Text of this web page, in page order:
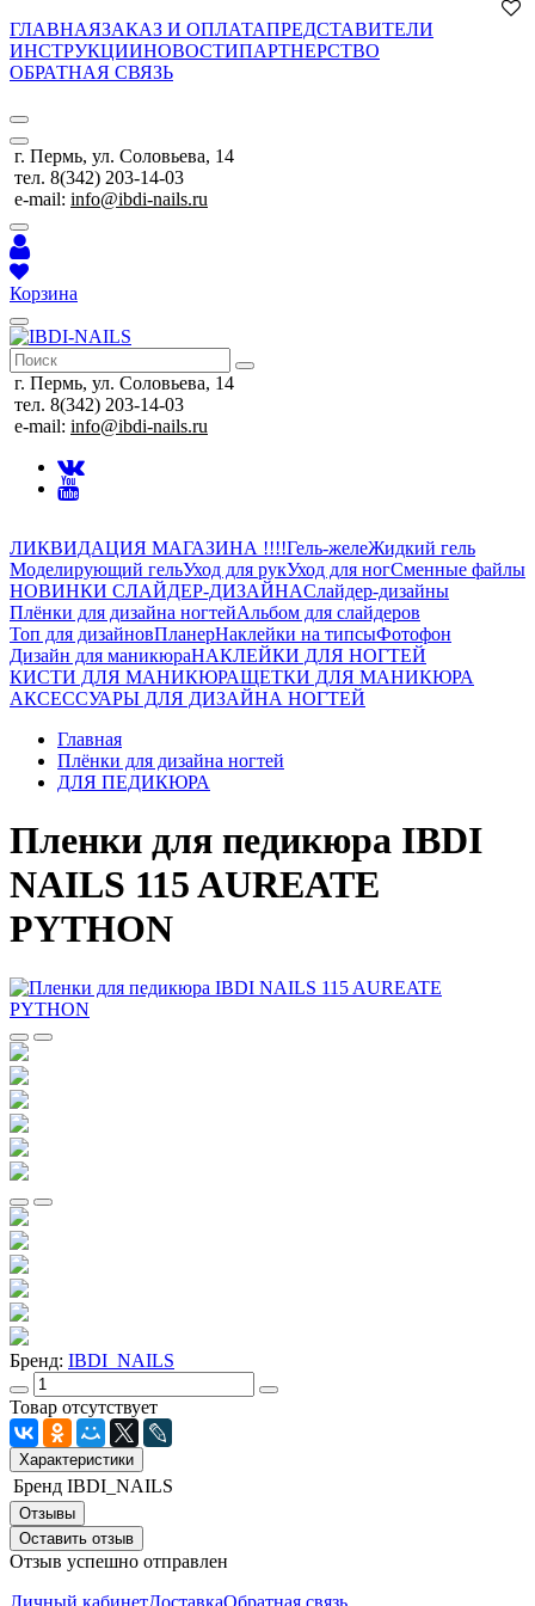
ГЛАВНАЯЗАКАЗ И ОПЛАТАПРЕДСТАВИТЕЛИ
ИНСТРУКЦИИНОВОСТИПАРТНЕРСТВО
ОБРАТНАЯ СВЯЗЬ
г. Пермь, ул. Соловьева, 14
тел. 8(342) 203-14-03
e-mail: info@ibdi-nails.ru
Корзина
г. Пермь, ул. Соловьева, 14
тел. 8(342) 203-14-03
e-mail: info@ibdi-nails.ru
ЛИКВИДАЦИЯ МАГАЗИНА !!!!Гель-желеЖидкий гель
Моделирующий гельУход для рукУход для ногСменные файлы
НОВИНКИ СЛАЙДЕР-ДИЗАЙНАСлайдер-дизайны
Плёнки для дизайна ногтейАльбом для слайдеров
Топ для дизайновПланерНаклейки на типсыФотофон
Дизайн для маникюраНАКЛЕЙКИ ДЛЯ НОГТЕЙ
КИСТИ ДЛЯ МАНИКЮРАЩЕТКИ ДЛЯ МАНИКЮРА
АКСЕССУАРЫ ДЛЯ ДИЗАЙНА НОГТЕЙ
Главная
Плёнки для дизайна ногтей
ДЛЯ ПЕДИКЮРА
Пленки для педикюра IBDI
NAILS 115 AUREATE
PYTHON
Бренд: IBDI_NAILS
Товар отсутствует
Характеристики
Бренд IBDI_NAILS
Отзывы
Оставить отзыв
Отзыв успешно отправлен
Личный кабинетДоставкаОбратная связь